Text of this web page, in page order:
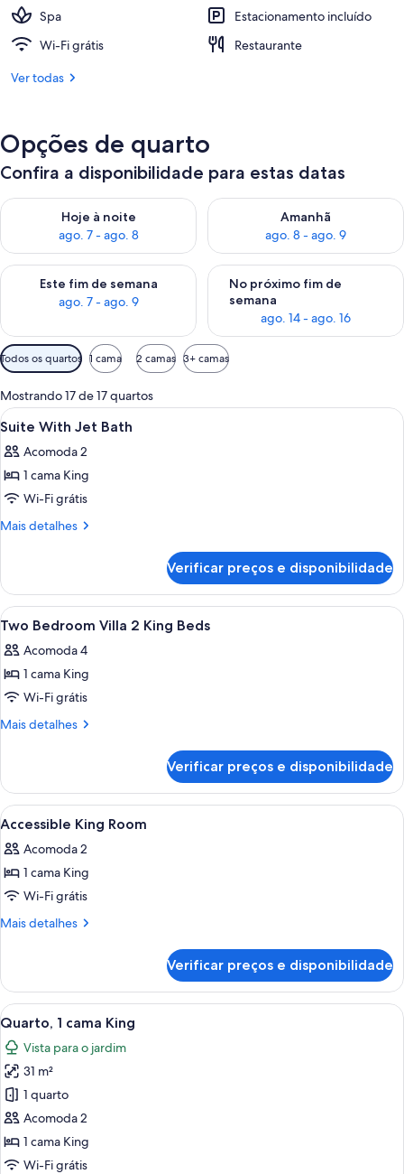
Spa
Estacionamento incluído
Wi-Fi grátis
Restaurante
Ver todas
Opções de quarto
Confira a disponibilidade para estas datas
Hoje à noite
ago. 7 - ago. 8
Verifica a disponibilidade para esta noite, ago. 7 - ago. 8
Amanhã
ago. 8 - ago. 9
Verifica a disponibilidade
Este fim de semana
ago. 7 - ago. 9
Verifica a disponibilidade para este fim de semana, ago. 7 -
No próximo fim de
semana
ago. 14 - ago. 16
Verifica a disponibilidade
Filtros
disponíveis
para
os
quartos
Todos os quartos 1 cama 2 camas 3+ camas
Mostrando 17 de 17 quartos
Carrega
todas
as
fotos
de
Suite
Bath
Cofres nos quartos, cortinas
4
Suite With Jet Bath
Acomoda 2
1 cama King
Wi-Fi grátis
Mais detalhes
Mais
With
Jet
Bath
Verificar preços e disponibilidade
Carrega
todas
as
fotos
de
Two
2
King
Beds
Cofres nos quartos, cortinas
5
Two Bedroom Villa 2 King Beds
Acomoda 4
1 cama King
Wi-Fi grátis
Mais detalhes
Mais
Bedroom
Villa
2
Beds
Verificar preços e disponibilidade
Carrega
todas
as
fotos
de
Accessible
Cofres nos quartos, cortinas
3
Accessible King Room
Acomoda 2
1 cama King
Wi-Fi grátis
Mais detalhes
Mais
King
Room
Verificar preços e disponibilidade
Carrega
todas
as
fotos
de
Quarto,
1
cama
Quarto de hotel com uma cama
6
Quarto, 1 cama King
Vista para o jardim
31 m²
1 quarto
Acomoda 2
1 cama King
Wi-Fi grátis